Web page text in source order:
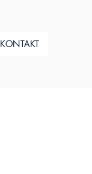
KONTAKT